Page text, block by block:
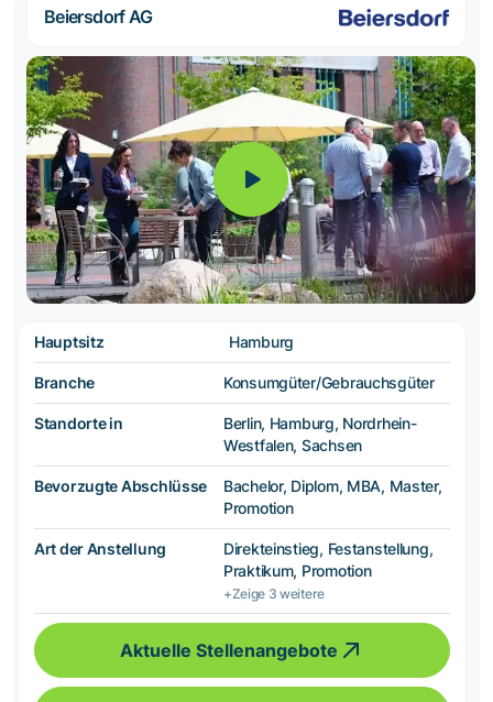
Beiersdorf AG
Hauptsitz Hamburg
Branche Konsumgüter/Gebrauchsgüter
Standorte in
Berlin, Hamburg, Nordrhein-
Westfalen, Sachsen
Bevorzugte Abschlüsse
Bachelor, Diplom, MBA, Master,
Promotion
Art der Anstellung
Direkteinstieg, Festanstellung,
Praktikum, Promotion
+Zeige 3 weitere
Aktuelle Stellenangebote